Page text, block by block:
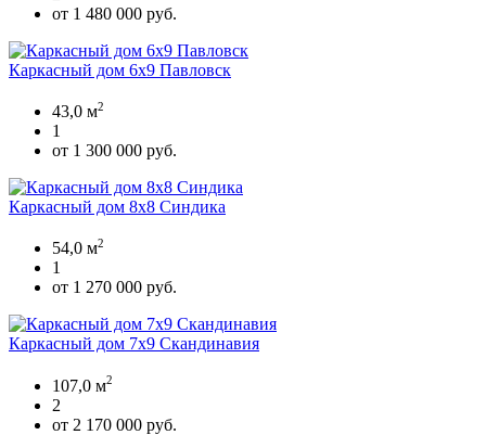
от 1 480 000 руб.
Каркасный дом 6х9 Павловск
43,0 м2
1
от 1 300 000 руб.
Каркасный дом 8х8 Синдика
54,0 м2
1
от 1 270 000 руб.
Каркасный дом 7х9 Скандинавия
107,0 м2
2
от 2 170 000 руб.